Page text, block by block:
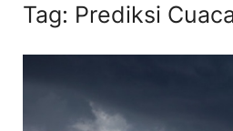
Tag: Prediksi